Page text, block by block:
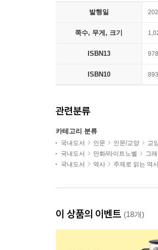
발행일
쪽수, 무게, 크기
ISBN13
ISBN10
관련분류
카테고리 분류
국내도서 인문 인문/교양
교
국내도서
만화/라이트노벨 그
국내도서
역사 주제로 읽는 역
이 상품의 이벤트 (18개)